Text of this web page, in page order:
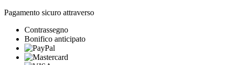
Pagamento sicuro attraverso
Contrassegno
Bonifico anticipato